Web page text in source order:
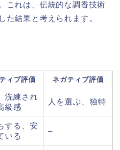
これは、伝統的な調香技術
た結果と考えられます。
ィブ評価 ネガティブ評価
洗練され
級感
人を選ぶ、独特
する、安
いる
–